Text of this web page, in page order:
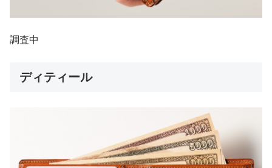
調査中
ディティール